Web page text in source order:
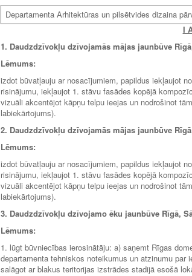
Departamenta Arhitektūras un pilsētvides dizaina
I
1. Daudzdzīvokļu dzīvojamās mājas jaunbūve
Lēmums:
izdot būvatļauju ar nosacījumiem, papildus iekļaujot
risinājumu, iekļaujot 1. stāvu fasādes kopējā
vizuāli akcentējot kāpņu telpu ieejas un nodrošinot
labiekārtojums).
2. Daudzdzīvokļu dzīvojamās mājas jaunbūve
Lēmums:
izdot būvatļauju ar nosacījumiem, papildus iekļaujot
risinājumu, iekļaujot 1. stāvu fasādes kopējā
vizuāli akcentējot kāpņu telpu ieejas un nodrošinot
labiekārtojums).
3. Daudzdzīvokļu dzīvojamo ēku jaunbūve Rīgā,
Lēmums:
1. lūgt būvniecības ierosinātāju: a) saņemt Rīgas
departamenta tehniskos noteikumus un atzinumu par
salāgot ar blakus teritorijas izstrādes stadijā esošā